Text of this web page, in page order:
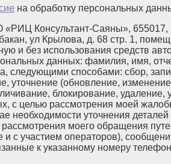
на обработку персональных
Консультант-Саяны», 655017,
ул Крылова, д. 68 стр. 1,
и без использования средств
данных: фамилия, имя,
следующими способами: сбор,
уточнение (обновление,
блокирование, удаление,
с целью рассмотрения моей
необходимости уточнения
рассмотрения моего обращения
и с участием операторов),
к указанному номеру